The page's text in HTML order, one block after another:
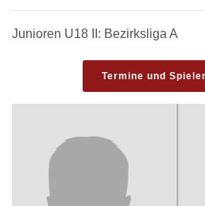
Junioren U18 II: Bezirksliga A
Termine und